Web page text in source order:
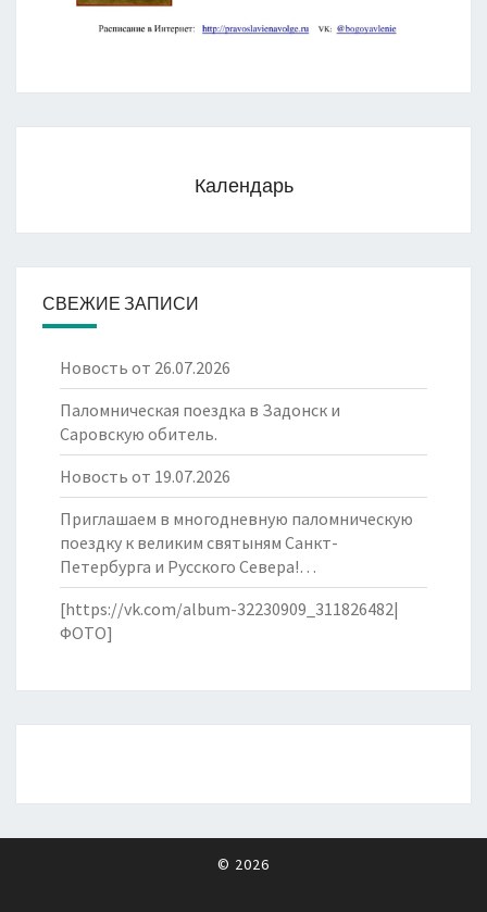
Календарь
СВЕЖИЕ ЗАПИСИ
Новость от 26.07.2026
Паломническая поездка в Задонск и
Саровскую обитель.
Новость от 19.07.2026
Приглашаем в многодневную паломническую
поездку к великим святыням Санкт-
Петербурга и Русского Севера!…
[https://vk.com/album-32230909_311826482|
ФОТО]
© 2026